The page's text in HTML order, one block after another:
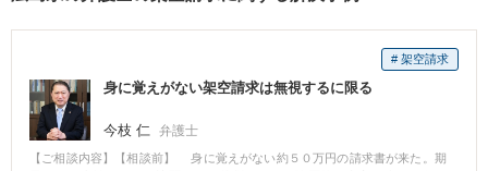
# 架空請求
身に覚えがない架空請求は無視するに限る
今枝 仁 弁護士
【ご相談内容】【相談前】 身に覚えがない約５０万円の請求書が来た。期